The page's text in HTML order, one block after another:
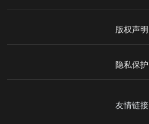
版权声明
隐私保护
友情链接